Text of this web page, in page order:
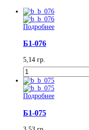
Подробнее
Б1-076
5,14 гр.
Подробнее
Б1-075